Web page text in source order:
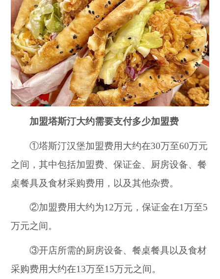
加盟塔斯汀大约需要支付多少加盟费
①塔斯汀汉堡加盟费用大约在30万至60万元
之间，其中包括加盟费、保证金、厨房设备、餐
桌餐具及食材采购费用，以及其他杂费。
②加盟费用大约为12万元，保证金在1万至5
万元之间。
③开店所需的厨房设备、餐桌餐具以及食材
采购费用大约在13万至15万元之间。